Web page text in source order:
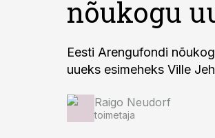
nõukogu
Eesti Arengufondi
uueks esimeheks Ville
Raigo Neudorf
toimetaja